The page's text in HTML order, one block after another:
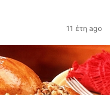
11 έτη ago